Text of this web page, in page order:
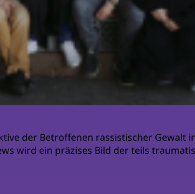
der Betroffenen rassistischer Gewalt
wird ein präzises Bild der teils